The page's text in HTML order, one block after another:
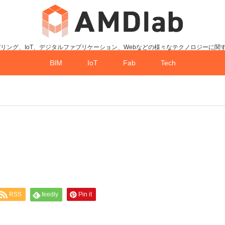
ング、IoT、デジタルファブリケーション、Webなどの様々なテクノロジーに関
BIM IoT Fab Tech
RSS feedly Pin it